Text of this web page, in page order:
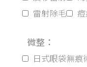
雷射除毛
微整：
日式眼袋無痕